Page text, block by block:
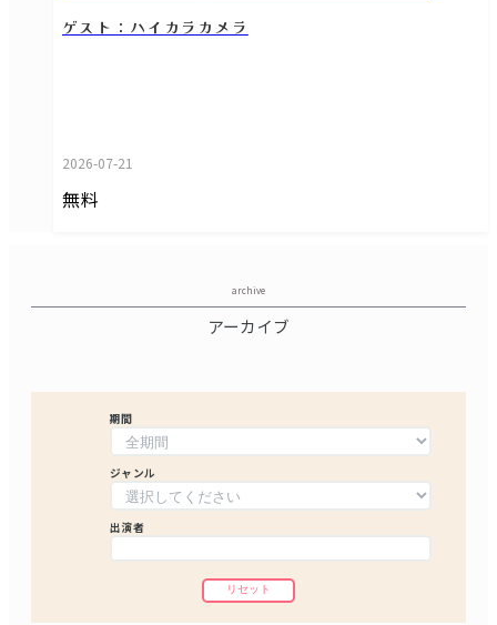
ゲスト：ハイカラカメラ
2026-07-21
無料
archive
アーカイブ
期間
ジャンル
出演者